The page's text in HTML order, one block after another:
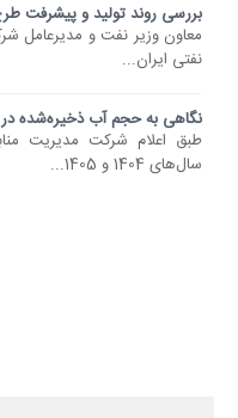
بررسی روند تولید و پیشرفت
معاون وزیر نفت و مدیرعامل
نفتی ایران...
نگاهی به حجم آب ذخیره‌شده
طبق اعلام شرکت مدیریت
سال‌های 1404 و 1405...